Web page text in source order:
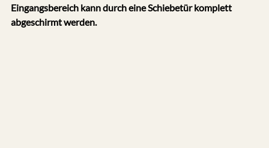
Eingangsbereich kann durch eine Schiebetür komplett
abgeschirmt werden.